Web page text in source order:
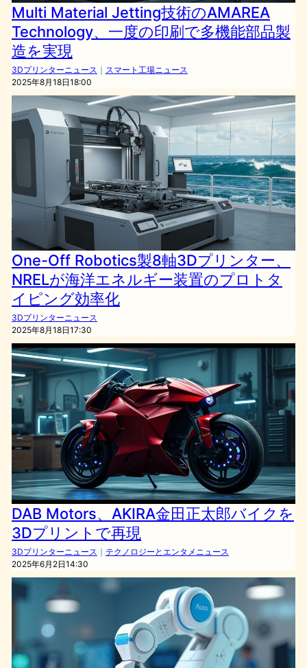
Multi Material Jetting技術のAMAREA
Technology、一度の印刷で多機能部品製
造を実現
3Dプリンターニュース ｜ スマート工場ニュース
2025年8月18日18:00
One-Off Robotics製8軸3Dプリンター、
NRELが海洋エネルギー装置のプロトタ
イピング効率化
3Dプリンターニュース
2025年8月18日17:30
DAB Motors、AKIRA金田正太郎バイクを
3Dプリントで再現
3Dプリンターニュース ｜ テクノロジーとエンタメニュース
2025年6月2日14:30